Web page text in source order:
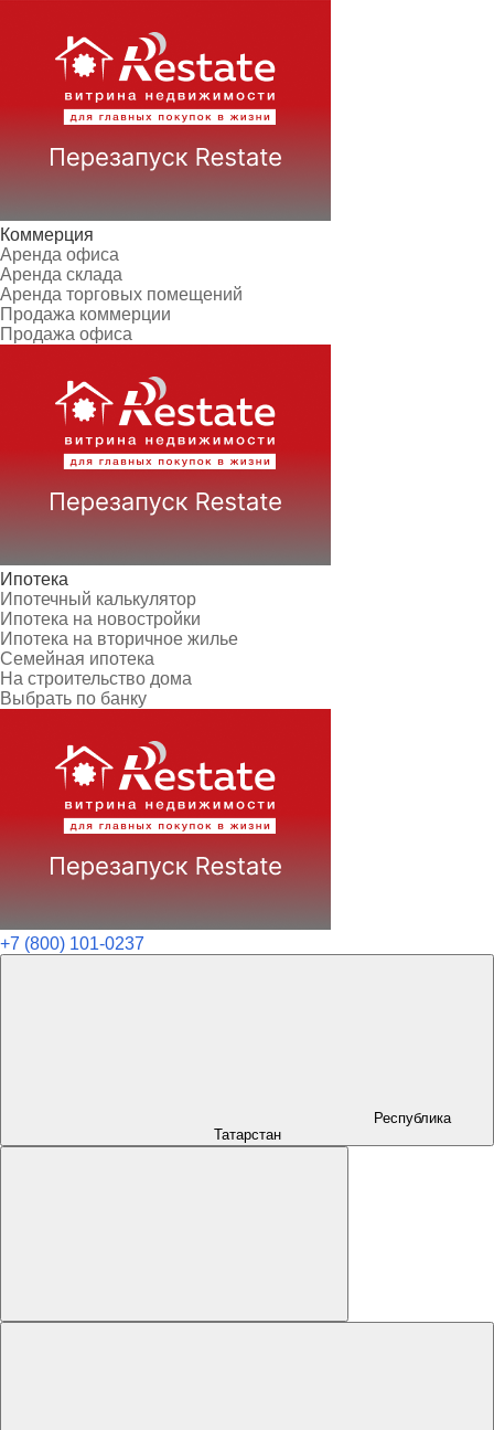
Коммерция
Аренда офиса
Аренда склада
Аренда торговых помещений
Продажа коммерции
Продажа офиса
Ипотека
Ипотечный калькулятор
Ипотека на новостройки
Ипотека на вторичное жилье
Семейная ипотека
На строительство дома
Выбрать по банку
+7 (800) 101-0237
Республика
Татарстан